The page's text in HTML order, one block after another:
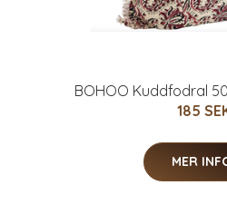
BOHOO Kuddfodral
185
MER